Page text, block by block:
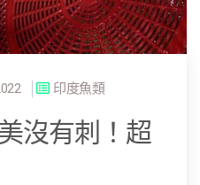
印度魚類
沒有刺！超